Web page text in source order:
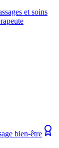
et soins
bien-être